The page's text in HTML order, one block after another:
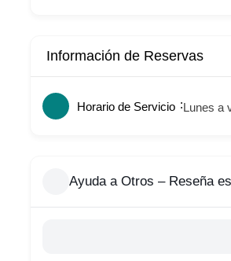
Información de Reservas
Horario de Servicio Lunes a
Ayuda a Otros – Reseña